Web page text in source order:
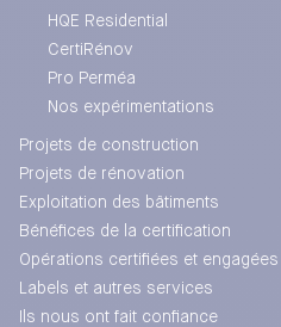
HQE Residential
CertiRénov
Pro Perméa
Nos expérimentations
Projets de construction
Projets de rénovation
Exploitation des bâtiments
Bénéfices de la certification
Opérations certifiées et engagées
Labels et autres services
Ils nous ont fait confiance